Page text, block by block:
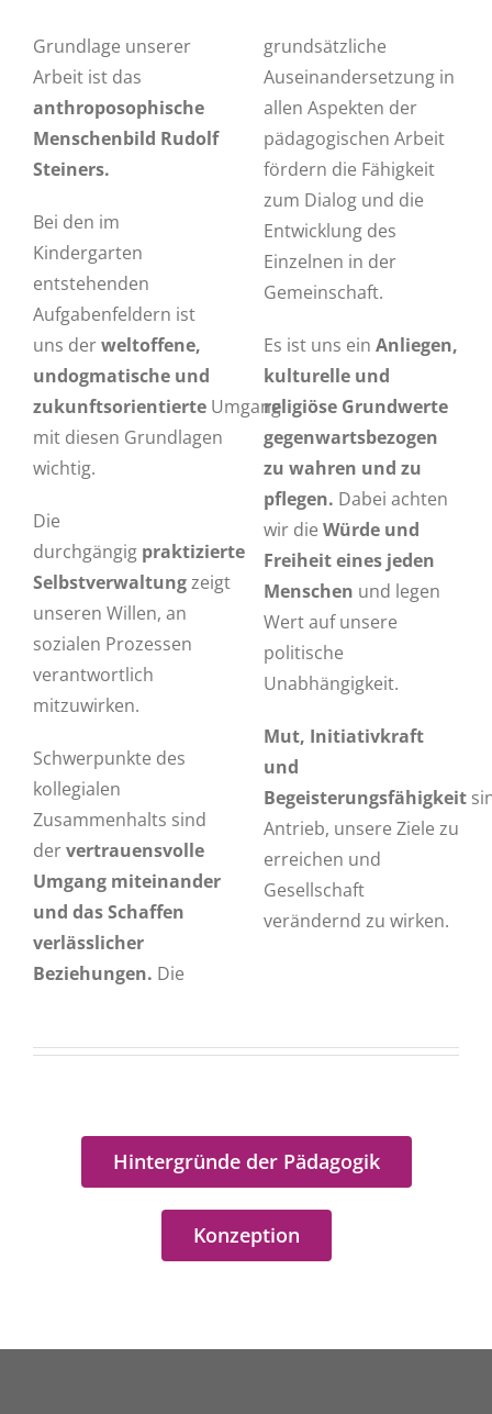
Grundlage unserer
Arbeit ist das
anthroposophische
Menschenbild Rudolf
Steiners.
Bei den im
Kindergarten
entstehenden
Aufgabenfeldern ist
uns derweltoffene,
undogmatische und
zukunftsorientierte Umgang
mit diesen Grundlagen
wichtig.
Die
durchgängig praktizierte
Selbstverwaltungzeigt
unseren Willen, an
sozialen Prozessen
verantwortlich
mitzuwirken.
Schwerpunkte des
kollegialen
Zusammenhalts sind
dervertrauensvolle
Umgang miteinander
und das Schaffen
verlässlicher
Beziehungen. Die
grundsätzliche
Auseinandersetzung in
allen Aspekten der
pädagogischen Arbeit
fördern die Fähigkeit
zum Dialog und die
Entwicklung des
Einzelnen in der
Gemeinschaft.
Es ist uns ein Anliegen,
kulturelle und
religiöse Grundwerte
gegenwartsbezogen
zu wahren und zu
pflegen. Dabei achten
wir die Würde und
Freiheit eines jeden
Menschen und legen
Wert auf unsere
politische
Unabhängigkeit.
Mut, Initiativkraft
und
Begeisterungsfähigkeit
Antrieb, unsere Ziele zu
erreichen und
Gesellschaft
verändernd zu wirken.
Hintergründe der Pädagogik
Konzeption